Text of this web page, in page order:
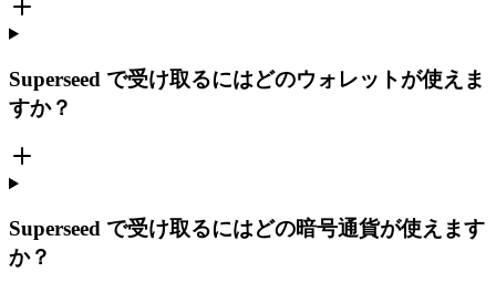
Superseed で受け取るにはどのウォレットが使えま
すか？
Superseed で受け取るにはどの暗号通貨が使えます
か？